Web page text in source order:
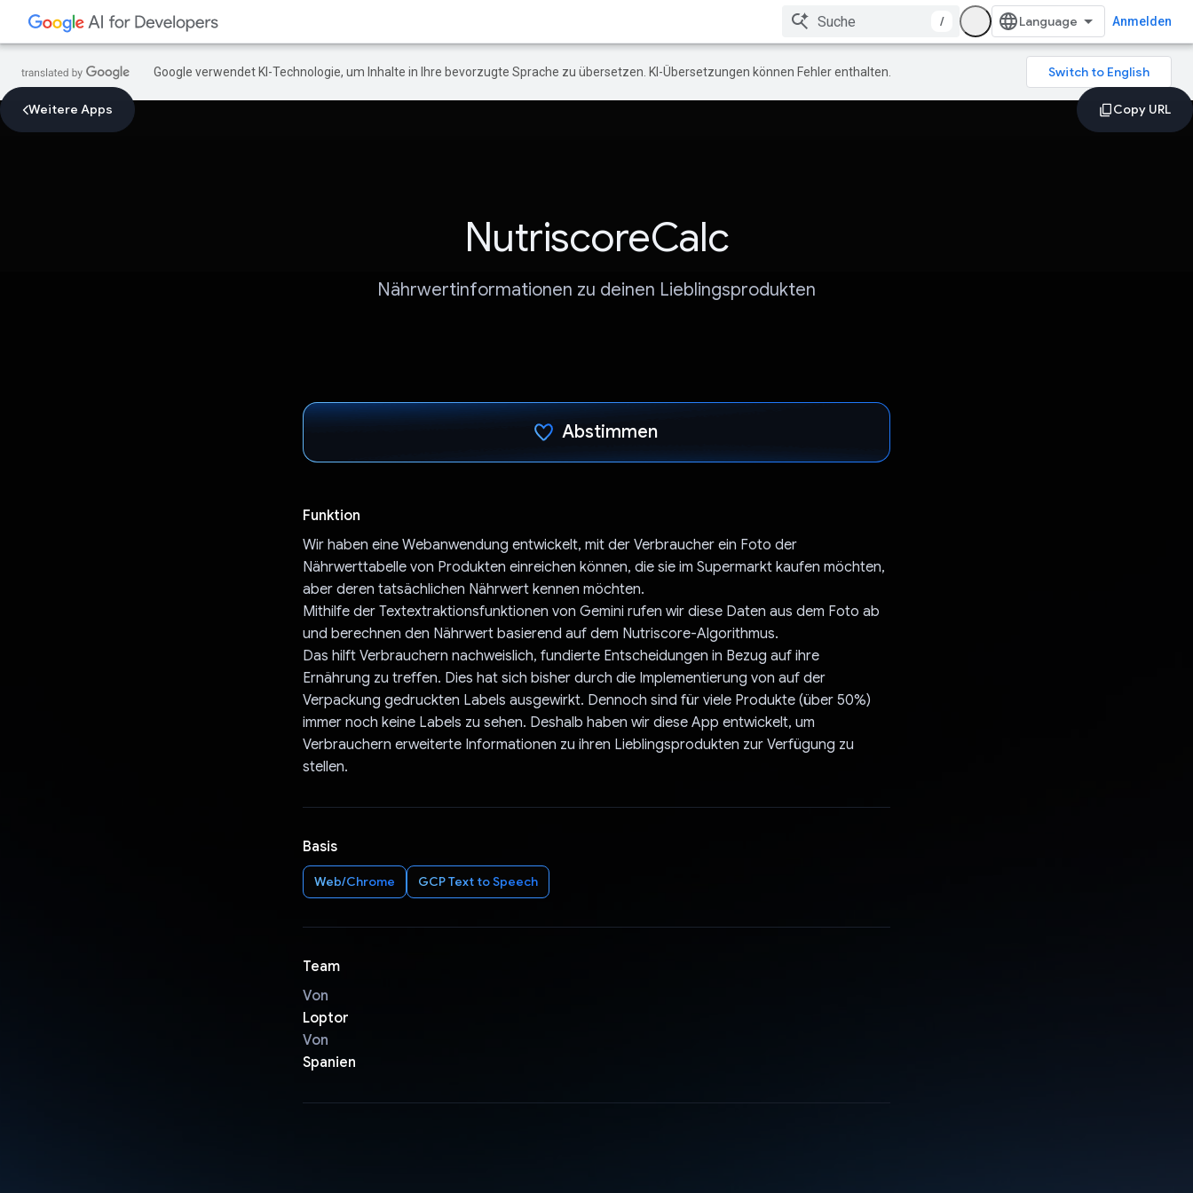
/ Anmelden
Google verwendet KI-Technologie, um Inhalte in Ihre bevorzugte Sprache zu übersetzen. KI-Übersetzungen können Fehler enthalten.
Weitere Apps
NutriscoreCalc
Nährwertinformationen zu deinen Lieblingsprodukten
Abstimmen
Funktion
Wir haben eine Webanwendung entwickelt, mit der Verbraucher ein Foto der
Nährwerttabelle von Produkten einreichen können, die sie im Supermarkt kaufen möchten,
aber deren tatsächlichen Nährwert kennen möchten.
Mithilfe der Textextraktionsfunktionen von Gemini rufen wir diese Daten aus dem Foto ab
und berechnen den Nährwert basierend auf dem Nutriscore-Algorithmus.
Das hilft Verbrauchern nachweislich, fundierte Entscheidungen in Bezug auf ihre
Ernährung zu treffen. Dies hat sich bisher durch die Implementierung von auf der
Verpackung gedruckten Labels ausgewirkt. Dennoch sind für viele Produkte (über 50%)
immer noch keine Labels zu sehen. Deshalb haben wir diese App entwickelt, um
Verbrauchern erweiterte Informationen zu ihren Lieblingsprodukten zur Verfügung zu
stellen.
Basis
Web/Chrome GCP Text to Speech
Team
Von
Loptor
Von
Spanien